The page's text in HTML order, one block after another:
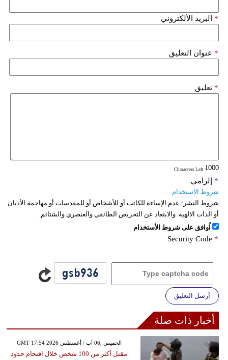
البريد الألكتروني *
عنوان التعليق *
تعليق *
: Characters Left
إلزامي *
شروط الاستخدام
شروط النشر: عدم الإساءة للكاتب أو للأشخاص أو للمقدسات أو مهاجمة الأديان
أو الذات الالهية. والابتعاد عن التحريض الطائفي والعنصري والشتائم.
اُوافق على شروط الأستخدام
Security Code *
أرسل التعليق
أخبار ذات صلة
GMT 17:54 2026 الخميس ,06 آب / أغسطس
مقتل أكثر من 100 شخص خلال اقتحام حدود